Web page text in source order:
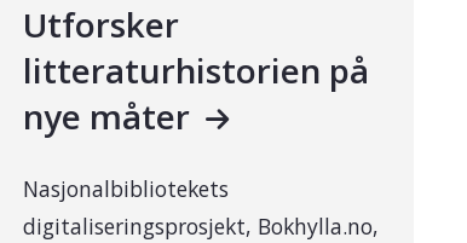
Utforsker
litteraturhistorien på
nye måter
Nasjonalbibliotekets
digitaliseringsprosjekt, Bokhylla.no,